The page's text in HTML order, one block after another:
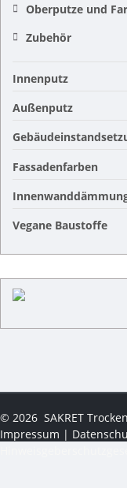
Oberputze und
Zubehör
Innenputz
Außenputz
Fassadenfarben
Vegane Baustoffe
© 2026 SAKRET
Impressum |